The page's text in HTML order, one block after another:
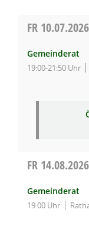
FR 10.07.2026
Gemeinderat
19:00-21:50 Uhr
FR 14.08.2026
Gemeinderat
19:00 Uhr